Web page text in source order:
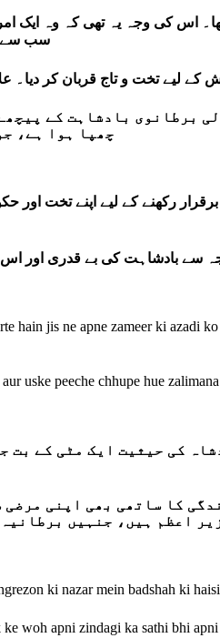
انگلستان کا تخت چھوڑ بیٹھا تھا۔ اس کی
سب سے
کے لیے تخت و تاج قربان کر دیا۔
برطانوی بادشاہت کے
چھپا ہوا ہے،
رکھنے کے لیے اپنے تخت
سے بادشاہت کی بے قدری اور اس
hain jis ne apne zameer ki azadi
aur uske peeche chhupe hue
کی حیثیت ایک مٹی کے بت
کا ساتھی بھی اپنی
اعظم ہیں، جنہیں
ki nazar mein badshah ki
woh apni zindagi ka sathi bhi